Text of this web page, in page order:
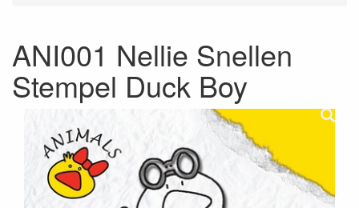
ANI001 Nellie Snellen
Stempel Duck Boy